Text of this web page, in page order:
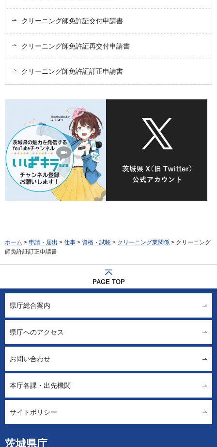
クリーニング師免許証交付申請書
クリーニング師免許証再交付申請書
クリーニング師免許証訂正申請書
ホーム > 申請・届出 > 仕事 > 資格・試験 > クリーニング業関係 > クリーニング
師免許証訂正申請書
PAGE TOP
茨城県庁
県庁総合案内
県庁へのアクセス
お問い合わせ
本庁各課・出先機関
サイトポリシー